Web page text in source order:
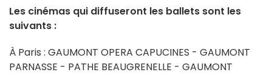
Les cinémas qui diffuseront les ballets sont les
suivants :
À Paris : GAUMONT OPERA CAPUCINES - GAUMONT
PARNASSE - PATHE BEAUGRENELLE - GAUMONT